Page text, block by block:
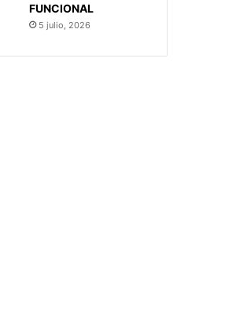
FUNCIONAL
5 julio, 2026